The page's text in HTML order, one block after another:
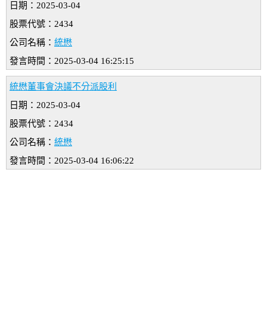
日期：2025-03-04
股票代號：2434
公司名稱： 統懋
發言時間：2025-03-04 16:25:15
統懋董事會決議不分派股利
日期：2025-03-04
股票代號：2434
公司名稱： 統懋
發言時間：2025-03-04 16:06:22